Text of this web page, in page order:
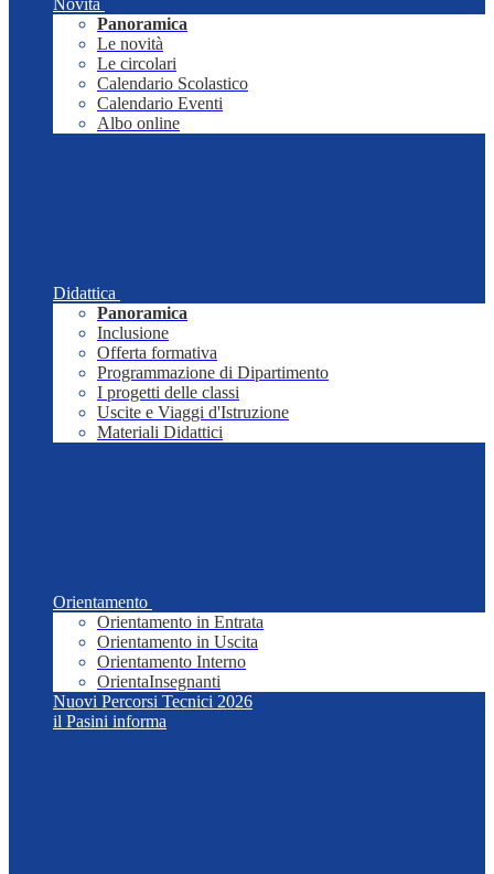
Novità
Panoramica
Le novità
Le circolari
Calendario Scolastico
Calendario Eventi
Albo online
Didattica
Panoramica
Inclusione
Offerta formativa
Programmazione di Dipartimento
I progetti delle classi
Uscite e Viaggi d'Istruzione
Materiali Didattici
Orientamento
Orientamento in Entrata
Orientamento in Uscita
Orientamento Interno
OrientaInsegnanti
Nuovi Percorsi Tecnici 2026
il Pasini informa